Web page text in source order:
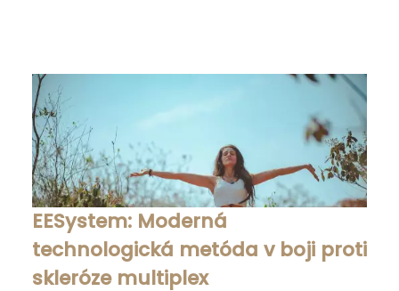
EESystem: Moderná
technologická metóda v boji proti
skleróze multiplex